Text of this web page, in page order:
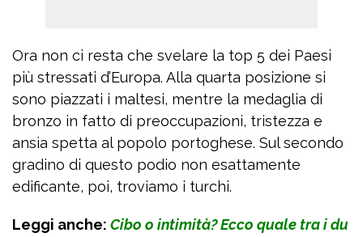
Ora non ci resta che svelare la top 5 dei Paesi
più stressati d’Europa. Alla quarta posizione si
sono piazzati i maltesi, mentre la medaglia di
bronzo in fatto di preoccupazioni, tristezza e
ansia spetta al popolo portoghese. Sul secondo
gradino di questo podio non esattamente
edificante, poi, troviamo i turchi.
Leggi anche: Cibo o intimità? Ecco quale tra i du